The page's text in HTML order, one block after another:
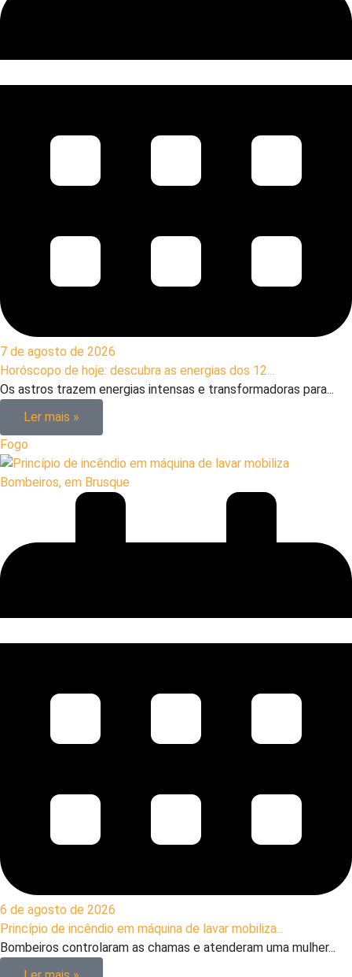
7 de agosto de 2026
Horóscopo de hoje: descubra as energias dos 12...
Os astros trazem energias intensas e transformadoras para...
Ler mais »
Fogo
6 de agosto de 2026
Princípio de incêndio em máquina de lavar mobiliza...
Bombeiros controlaram as chamas e atenderam uma mulher...